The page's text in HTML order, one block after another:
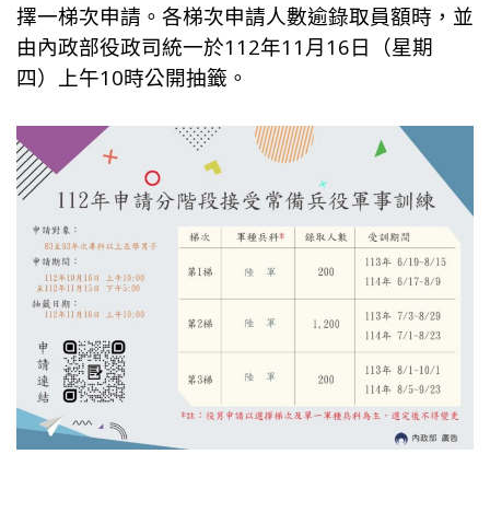
擇一梯次申請。各梯次申請人數逾錄取員額時，並
由內政部役政司統一於112年11月16日（星期
四）上午10時公開抽籤。